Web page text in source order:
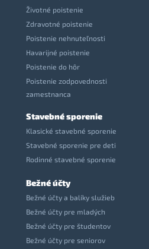
Životné poistenie
Zdravotné poistenie
Poistenie nehnuteľnosti
Havarijné poistenie
Poistenie do hôr
Poistenie zodpovednosti
zamestnanca
Stavebné sporenie
Klasické stavebné sporenie
Stavebné sporenie pre deti
Rodinné stavebné sporenie
Bežné účty
Bežné účty a balíky služieb
Bežné účty pre mladých
Bežné účty pre študentov
Bežné účty pre seniorov